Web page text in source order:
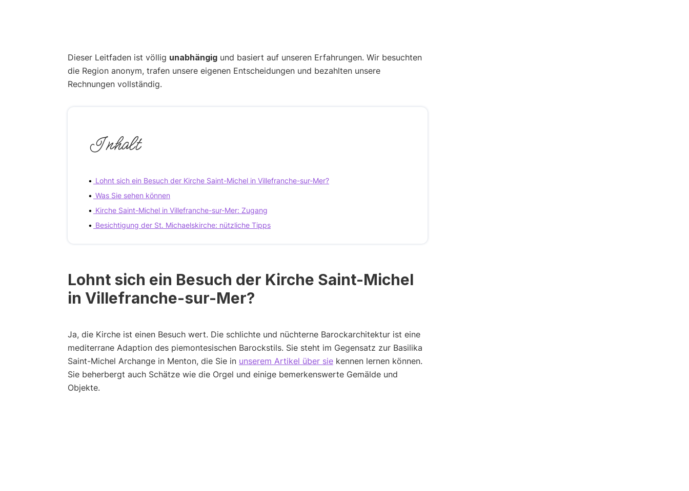
Dieser Leitfaden ist völlig unabhängig und basiert auf unseren Erfahrungen. Wir besuchten
die Region anonym, trafen unsere eigenen Entscheidungen und bezahlten unsere
Rechnungen vollständig.
Inhalt
Lohnt sich ein Besuch der Kirche Saint-Michel in Villefranche-sur-Mer?
Was Sie sehen können
Kirche Saint-Michel in Villefranche-sur-Mer: Zugang
Besichtigung der St. Michaelskirche: nützliche Tipps
Lohnt sich ein Besuch der Kirche Saint-Michel
in Villefranche-sur-Mer?
Ja, die Kirche ist einen Besuch wert. Die schlichte und nüchterne Barockarchitektur ist eine
mediterrane Adaption des piemontesischen Barockstils. Sie steht im Gegensatz zur Basilika
Saint-Michel Archange in Menton, die Sie in unserem Artikel über sie kennen lernen können.
Sie beherbergt auch Schätze wie die Orgel und einige bemerkenswerte Gemälde und
Objekte.